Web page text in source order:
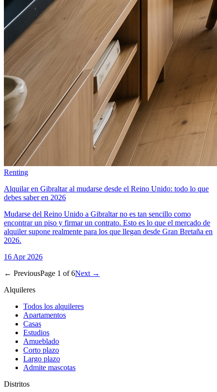
Renting
Alquilar en Gibraltar al mudarse desde el Reino Unido: todo lo que
debes saber en 2026
Mudarse del Reino Unido a Gibraltar no es tan sencillo como
encontrar un piso y firmar un contrato. Esto es lo que el mercado de
alquiler supone realmente para los que llegan desde Gran Bretaña en
2026.
16 Apr 2026
← PreviousPage 1 of6Next →
Alquileres
Todos los alquileres
Apartamentos
Casas
Estudios
Amueblado
Corto plazo
Largo plazo
Admite mascotas
Distritos